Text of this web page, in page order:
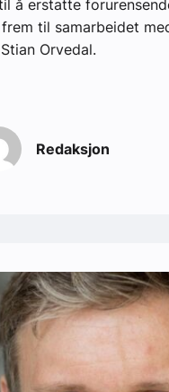
å erstatte
til samarbeidet
Orvedal.
Redaksjon